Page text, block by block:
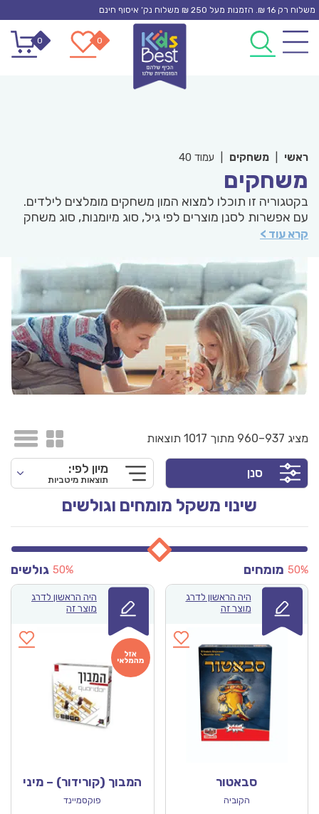
Skip
content
משלוח רק 16 ₪. הזמנות מעל 250 ₪ משלוח נק’ איסוף חינם
0
0
ראשי משחקים עמוד 40
משחקים
בקטגוריה זו תוכלו למצוא המון משחקים מומלצים לילדים.
עם אפשרות לסנן מוצרים לפי גיל, סוג מיומנות, סוג משחק
ועוד. כאן תמצאו משחקי יצירה לילדים, משחקי קופסה
המובילים בארץ. מריה מונטסורי אמרה ש: "משחק הוא
הדרך של הילדים ללמוד את מה שלא ניתן ללמד אותם". זו
הקטגוריה בא תמצאו הכול. תיהנו מהמשחקים, ותנו לילדים
ליהנות.
קרא עוד >
מציג 937–960 מתוך 1017 תוצאות
סנן מיון לפי:
תוצאות מיטביות
שינוי משקל מומחים וגולשים
מומחים 50% גולשים 50%
היה הראשון לדרג
מוצר זה
סבאטור
הקוביה
היה הראשון לדרג
מוצר זה
המבוך (קורידור) – מיני
פוקסמיינד